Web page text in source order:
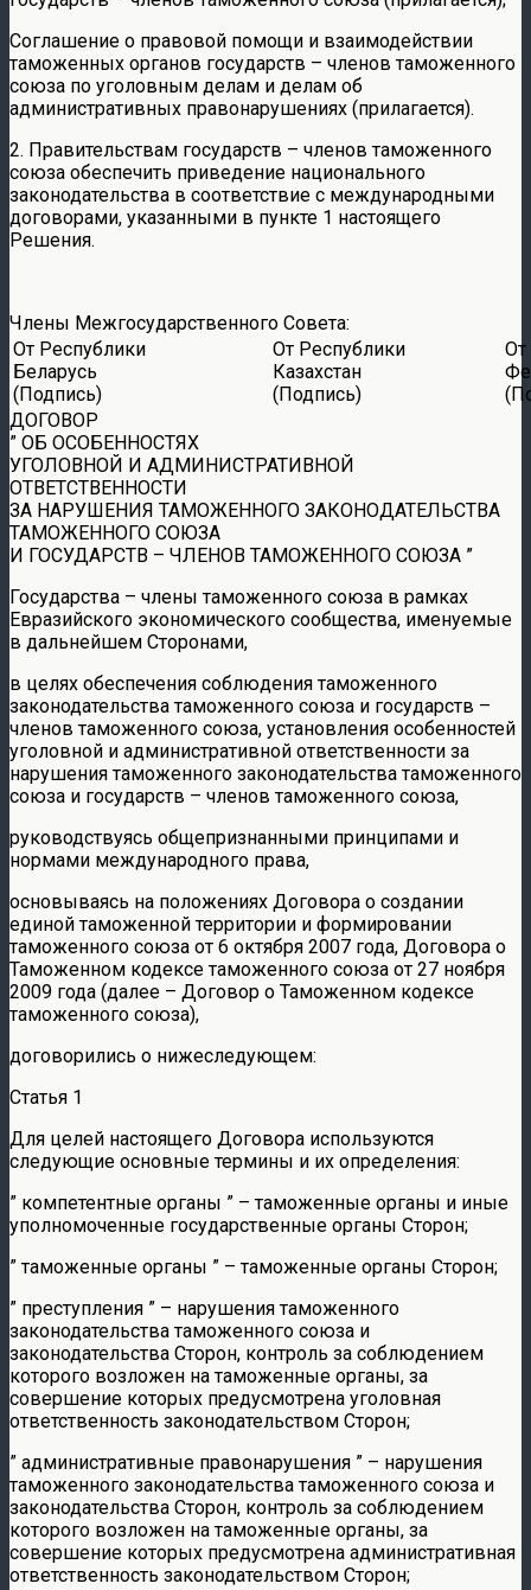
Соглашение о правовой помощи и взаимодействии
таможенных органов государств – членов таможенного
союза по уголовным делам и делам об
административных правонарушениях (прилагается).
2. Правительствам государств – членов таможенного
союза обеспечить приведение национального
законодательства в соответствие с международными
договорами, указанными в пункте 1 настоящего
Решения.
Члены Межгосударственного Совета:
От Республики
Беларусь
(Подпись)
От Республики
Казахстан
(Подпись)
От
ДОГОВОР
” ОБ ОСОБЕННОСТЯХ
УГОЛОВНОЙ И АДМИНИСТРАТИВНОЙ
ОТВЕТСТВЕННОСТИ
ЗА НАРУШЕНИЯ ТАМОЖЕННОГО ЗАКОНОДАТЕЛЬСТВА
ТАМОЖЕННОГО СОЮЗА
И ГОСУДАРСТВ – ЧЛЕНОВ ТАМОЖЕННОГО СОЮЗА ”
Государства – члены таможенного союза в рамках
Евразийского экономического сообщества, именуемые
в дальнейшем Сторонами,
в целях обеспечения соблюдения таможенного
законодательства таможенного союза и государств –
членов таможенного союза, установления особенностей
уголовной и административной ответственности за
нарушения таможенного законодательства таможенного
союза и государств – членов таможенного союза,
руководствуясь общепризнанными принципами и
нормами международного права,
основываясь на положениях Договора о создании
единой таможенной территории и формировании
таможенного союза от 6 октября 2007 года, Договора о
Таможенном кодексе таможенного союза от 27 ноября
2009 года (далее – Договор о Таможенном кодексе
таможенного союза),
договорились о нижеследующем:
Статья 1
Для целей настоящего Договора используются
следующие основные термины и их определения:
” компетентные органы ” – таможенные органы и иные
уполномоченные государственные органы Сторон;
” таможенные органы ” – таможенные органы Сторон;
” преступления ” – нарушения таможенного
законодательства таможенного союза и
законодательства Сторон, контроль за соблюдением
которого возложен на таможенные органы, за
совершение которых предусмотрена уголовная
ответственность законодательством Сторон;
” административные правонарушения ” – нарушения
таможенного законодательства таможенного союза и
законодательства Сторон, контроль за соблюдением
которого возложен на таможенные органы, за
совершение которых предусмотрена административная
ответственность законодательством Сторон;